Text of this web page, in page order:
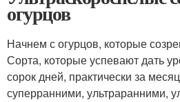
огурцов
Начнем с огурцов, которые
Сорта, которые успевают дать
сорок дней, практически за
суперранними, ультраранними,